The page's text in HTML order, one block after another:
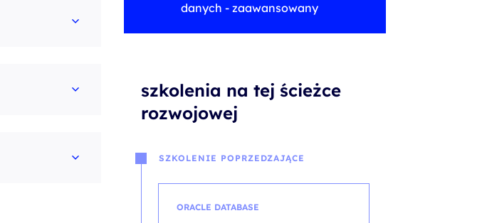
danych - zaawansowany
szkolenia na tej ścieżce
rozwojowej
SZKOLENIE POPRZEDZAJĄCE
ORACLE DATABASE